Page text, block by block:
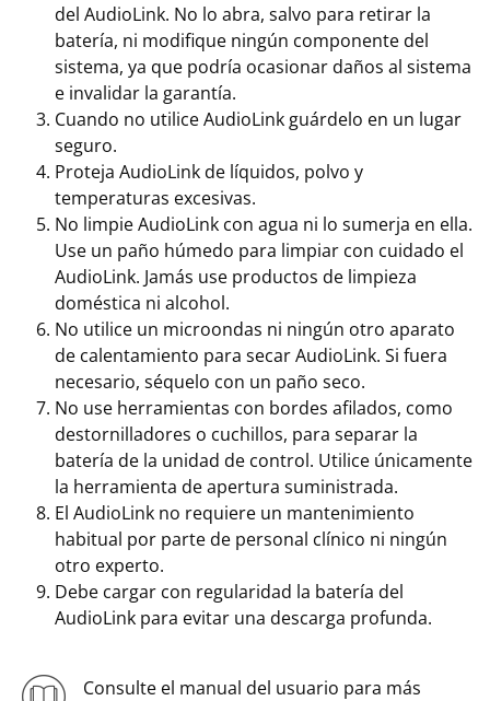
del AudioLink. No lo abra, salvo para retirar la
batería, ni modifique ningún componente del
sistema, ya que podría ocasionar daños al sistema
e invalidar la garantía.
Cuando no utilice AudioLink guárdelo en un lugar
seguro.
Proteja AudioLink de líquidos, polvo y
temperaturas excesivas.
No limpie AudioLink con agua ni lo sumerja en ella.
Use un paño húmedo para limpiar con cuidado el
AudioLink. Jamás use productos de limpieza
doméstica ni alcohol.
No utilice un microondas ni ningún otro aparato
de calentamiento para secar AudioLink. Si fuera
necesario, séquelo con un paño seco.
No use herramientas con bordes afilados, como
destornilladores o cuchillos, para separar la
batería de la unidad de control. Utilice únicamente
la herramienta de apertura suministrada.
El AudioLink no requiere un mantenimiento
habitual por parte de personal clínico ni ningún
otro experto.
Debe cargar con regularidad la batería del
AudioLink para evitar una descarga profunda.
Consulte el manual del usuario para más